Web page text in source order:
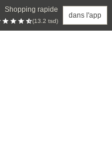
Shopping rapide
(13.2 tsd)
dans l'app